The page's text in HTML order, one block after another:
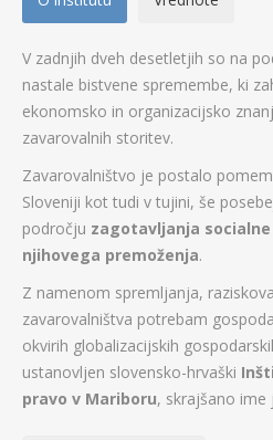
V zadnjih dveh desetletjih so na
nastale bistvene spremembe, ki
ekonomsko in organizacijsko
zavarovalnih storitev.
Zavarovalništvo je postalo
Sloveniji kot tudi v tujini, še
področju zagotavljanja
njihovega premoženja.
Z namenom spremljanja,
zavarovalništva potrebam
okvirih globalizacijskih
ustanovljen slovensko-hrvaški
pravo v Mariboru, skrajšano ime